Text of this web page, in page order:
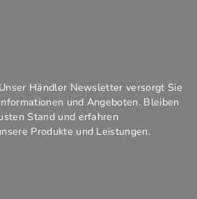
Händler Newsletter versorgt Sie
und Angeboten. Bleiben
Stand und erfahren
Produkte und Leistungen.